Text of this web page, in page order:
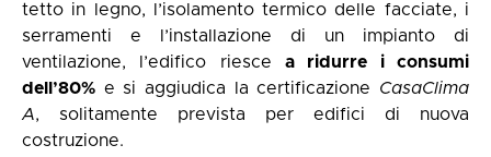
tetto in legno, l’isolamento termico delle facciate, i
serramenti e l’installazione di un impianto di
ventilazione, l’edifico riesce a ridurre i consumi
dell’80% e si aggiudica la certificazione CasaClima
A, solitamente prevista per edifici di nuova
costruzione.